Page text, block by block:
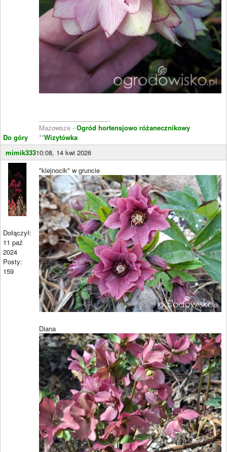
Do góry
Mazowsze - Ogród hortensjowo różanecznikowy
**Wizytówka
mimik33310:08, 14 kwi 2026
Dołączył:
11 paź
2024
Posty:
159
"klejnocik" w gruncie
Diana